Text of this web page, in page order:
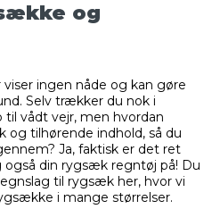
og
ingen nåde og kan gøre
Selv trækker du nok i
vådt vejr, men hvordan
tilhørende indhold, så du
Ja, faktisk er det ret
din rygsæk regntøj på! Du
til rygsæk her, hvor vi
i mange størrelser.